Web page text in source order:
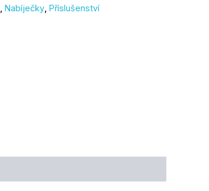
Nabíječky Příslušenství